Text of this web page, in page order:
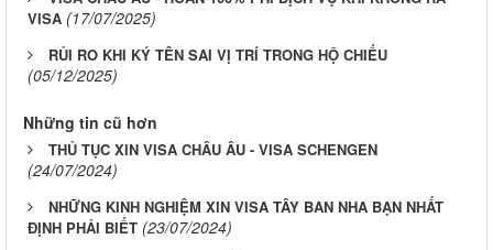
VISA (17/07/2025)
RỦI RO KHI KÝ TÊN SAI VỊ TRÍ TRONG HỘ CHIẾU
(05/12/2025)
Những tin cũ hơn
THỦ TỤC XIN VISA CHÂU ÂU - VISA SCHENGEN
(24/07/2024)
NHỮNG KINH NGHIỆM XIN VISA TÂY BAN NHA BẠN NHẤT
ĐỊNH PHẢI BIẾT (23/07/2024)